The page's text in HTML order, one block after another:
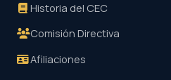
Historia del CEC
Comisión Directiva
Afiliaciones